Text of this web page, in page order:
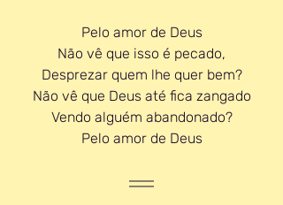
Pelo amor de Deus
Não vê que isso é pecado,
Desprezar quem lhe quer bem?
Não vê que Deus até fica zangado
Vendo alguém abandonado?
Pelo amor de Deus